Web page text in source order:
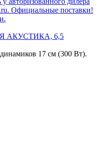
АКУСТИКА, 6,5
17 см (300 Вт).